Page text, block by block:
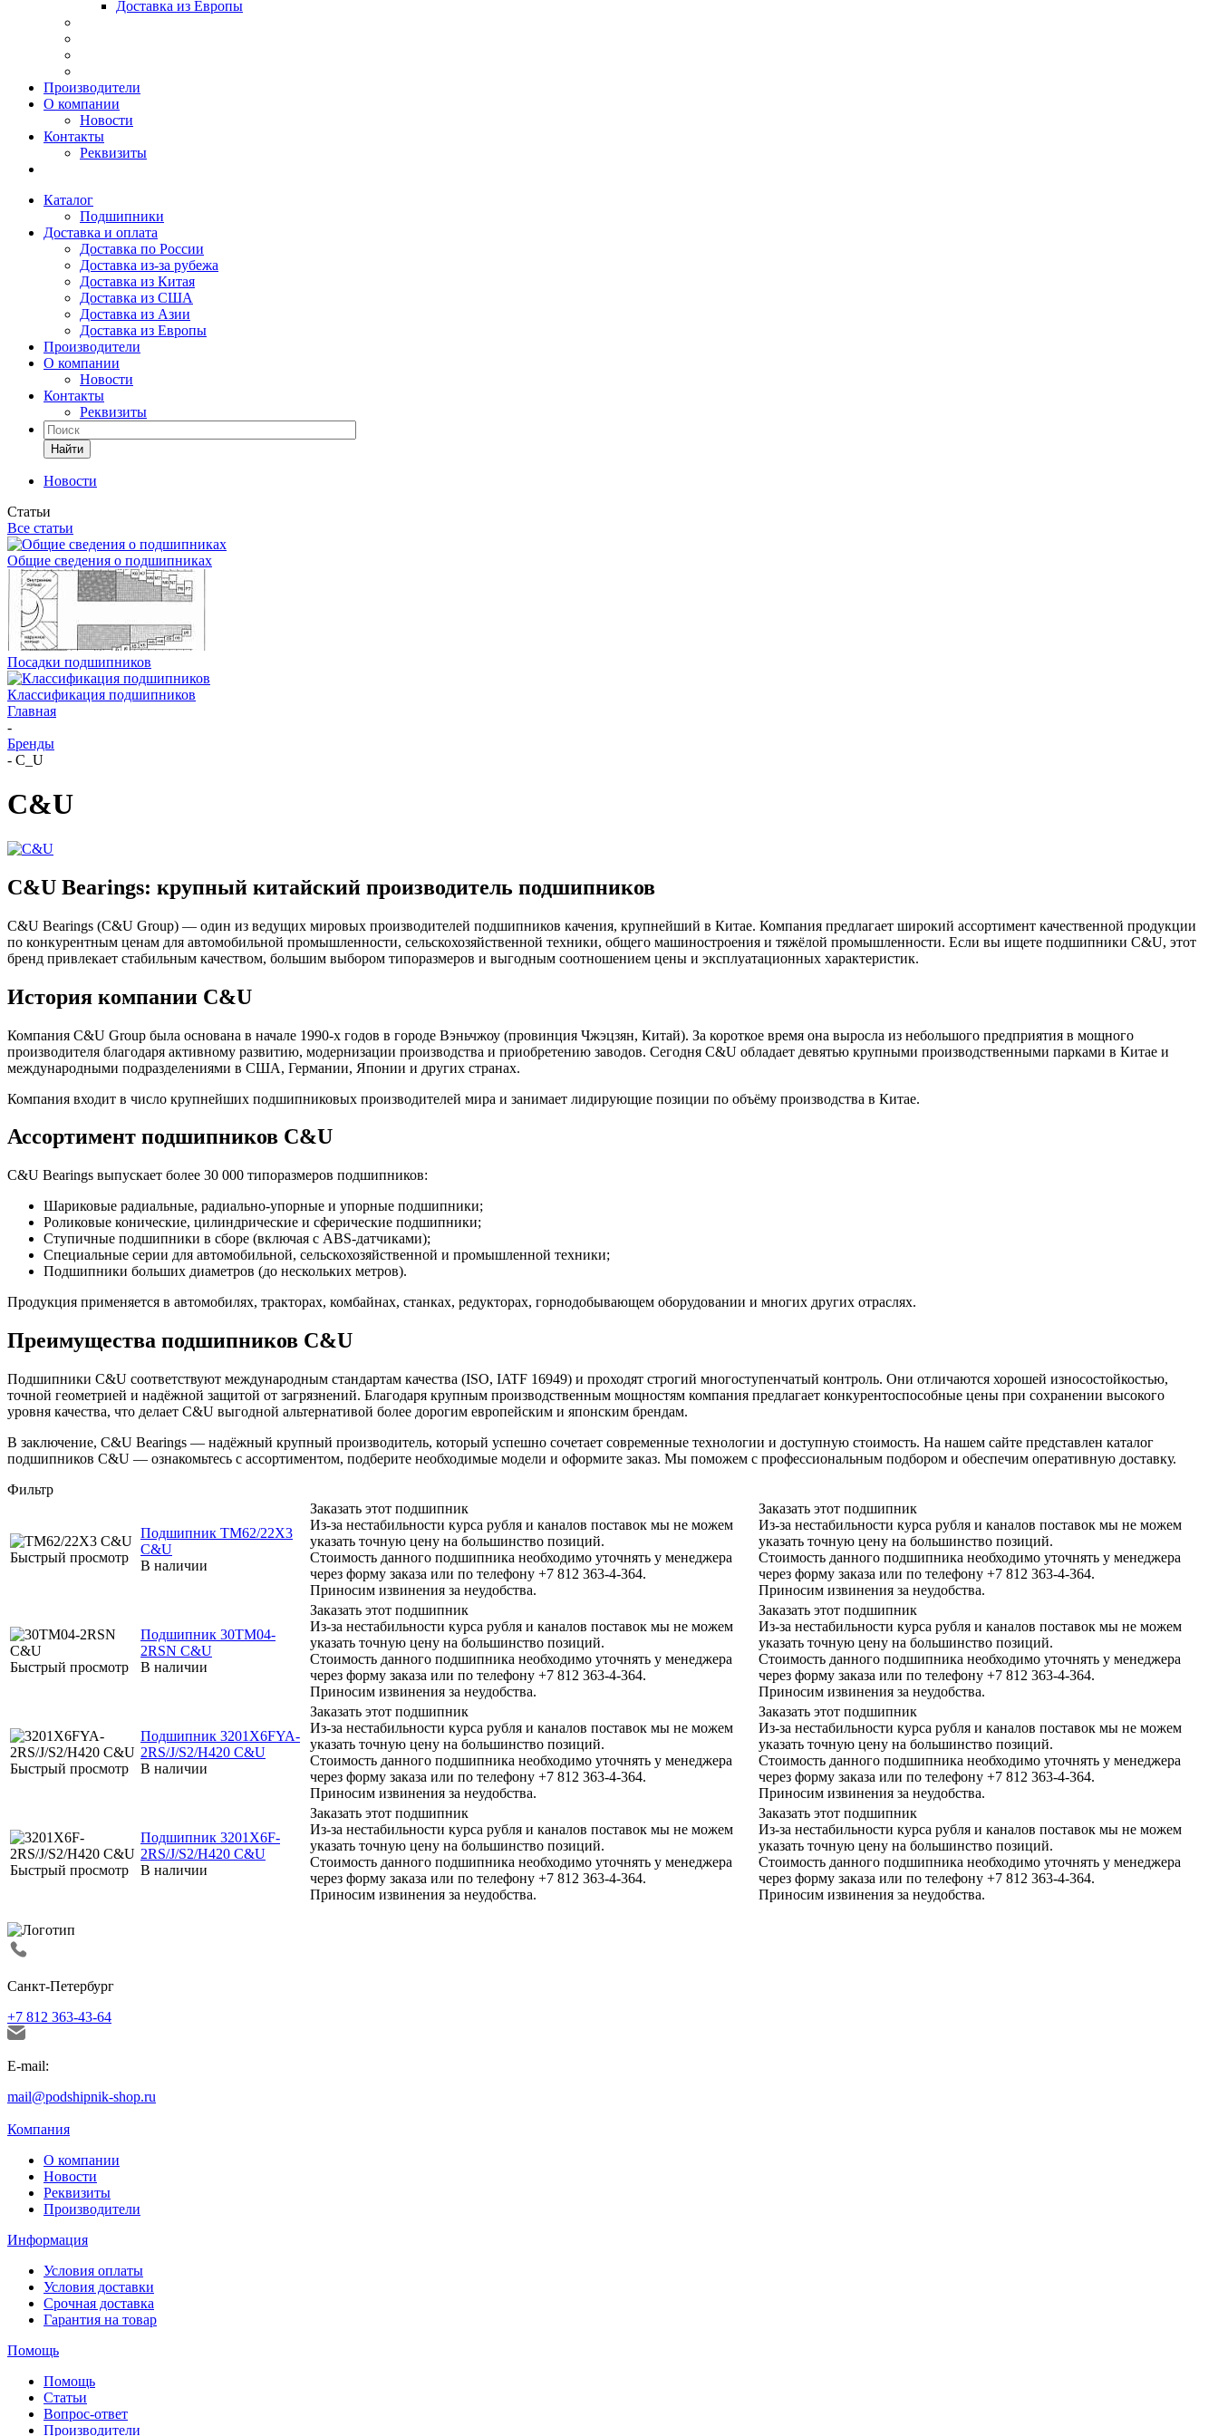
Доставка из Европы
Производители
О компании
Новости
Контакты
Реквизиты
Каталог
Подшипники
Доставка и оплата
Доставка по России
Доставка из-за рубежа
Доставка из Китая
Доставка из США
Доставка из Азии
Доставка из Европы
Производители
О компании
Новости
Контакты
Реквизиты
Найти
Новости
Статьи
Все статьи
Общие сведения о подшипниках
Посадки подшипников
Классификация подшипников
Главная
-
Бренды
- C_U
C&U
C&U Bearings: крупный китайский производитель подшипников
C&U Bearings (C&U Group) — один из ведущих мировых производителей подшипников качения, крупнейший в Китае. Компания предлагает широкий ассортимент качественной продукции
по конкурентным ценам для автомобильной промышленности, сельскохозяйственной техники, общего машиностроения и тяжёлой промышленности. Если вы ищете подшипники C&U, этот
бренд привлекает стабильным качеством, большим выбором типоразмеров и выгодным соотношением цены и эксплуатационных характеристик.
История компании C&U
Компания C&U Group была основана в начале 1990-х годов в городе Вэньчжоу (провинция Чжэцзян, Китай). За короткое время она выросла из небольшого предприятия в мощного
производителя благодаря активному развитию, модернизации производства и приобретению заводов. Сегодня C&U обладает девятью крупными производственными парками в Китае и
международными подразделениями в США, Германии, Японии и других странах.
Компания входит в число крупнейших подшипниковых производителей мира и занимает лидирующие позиции по объёму производства в Китае.
Ассортимент подшипников C&U
C&U Bearings выпускает более 30 000 типоразмеров подшипников:
Шариковые радиальные, радиально-упорные и упорные подшипники;
Роликовые конические, цилиндрические и сферические подшипники;
Ступичные подшипники в сборе (включая с ABS-датчиками);
Специальные серии для автомобильной, сельскохозяйственной и промышленной техники;
Подшипники больших диаметров (до нескольких метров).
Продукция применяется в автомобилях, тракторах, комбайнах, станках, редукторах, горнодобывающем оборудовании и многих других отраслях.
Преимущества подшипников C&U
Подшипники C&U соответствуют международным стандартам качества (ISO, IATF 16949) и проходят строгий многоступенчатый контроль. Они отличаются хорошей износостойкостью,
точной геометрией и надёжной защитой от загрязнений. Благодаря крупным производственным мощностям компания предлагает конкурентоспособные цены при сохранении высокого
уровня качества, что делает C&U выгодной альтернативой более дорогим европейским и японским брендам.
В заключение, C&U Bearings — надёжный крупный производитель, который успешно сочетает современные технологии и доступную стоимость. На нашем сайте представлен каталог
подшипников C&U — ознакомьтесь с ассортиментом, подберите необходимые модели и оформите заказ. Мы поможем с профессиональным подбором и обеспечим оперативную доставку.
Фильтр
Быстрый просмотр
Подшипник TM62/22X3
C&U
В наличии
Заказать этот подшипник
Из-за нестабильности курса рубля и каналов поставок мы не можем
указать точную цену на большинство позиций.
Стоимость данного подшипника необходимо уточнять у менеджера
через форму заказа или по телефону +7 812 363-4-364.
Приносим извинения за неудобства.
Заказать этот подшипник
Из-за нестабильности курса рубля и каналов поставок мы не можем
указать точную цену на большинство позиций.
Стоимость данного подшипника необходимо уточнять у менеджера
через форму заказа или по телефону +7 812 363-4-364.
Приносим извинения за неудобства.
Быстрый просмотр
Подшипник 30TM04-
2RSN C&U
В наличии
Заказать этот подшипник
Из-за нестабильности курса рубля и каналов поставок мы не можем
указать точную цену на большинство позиций.
Стоимость данного подшипника необходимо уточнять у менеджера
через форму заказа или по телефону +7 812 363-4-364.
Приносим извинения за неудобства.
Заказать этот подшипник
Из-за нестабильности курса рубля и каналов поставок мы не можем
указать точную цену на большинство позиций.
Стоимость данного подшипника необходимо уточнять у менеджера
через форму заказа или по телефону +7 812 363-4-364.
Приносим извинения за неудобства.
Быстрый просмотр
Подшипник 3201X6FYA-
2RS/J/S2/H420 С&U
В наличии
Заказать этот подшипник
Из-за нестабильности курса рубля и каналов поставок мы не можем
указать точную цену на большинство позиций.
Стоимость данного подшипника необходимо уточнять у менеджера
через форму заказа или по телефону +7 812 363-4-364.
Приносим извинения за неудобства.
Заказать этот подшипник
Из-за нестабильности курса рубля и каналов поставок мы не можем
указать точную цену на большинство позиций.
Стоимость данного подшипника необходимо уточнять у менеджера
через форму заказа или по телефону +7 812 363-4-364.
Приносим извинения за неудобства.
Быстрый просмотр
Подшипник 3201X6F-
2RS/J/S2/H420 С&U
В наличии
Заказать этот подшипник
Из-за нестабильности курса рубля и каналов поставок мы не можем
указать точную цену на большинство позиций.
Стоимость данного подшипника необходимо уточнять у менеджера
через форму заказа или по телефону +7 812 363-4-364.
Приносим извинения за неудобства.
Заказать этот подшипник
Из-за нестабильности курса рубля и каналов поставок мы не можем
указать точную цену на большинство позиций.
Стоимость данного подшипника необходимо уточнять у менеджера
через форму заказа или по телефону +7 812 363-4-364.
Приносим извинения за неудобства.
Санкт-Петербург
+7 812 363-43-64
E-mail:
mail@podshipnik-shop.ru
Компания
О компании
Новости
Реквизиты
Производители
Информация
Условия оплаты
Условия доставки
Срочная доставка
Гарантия на товар
Помощь
Помощь
Статьи
Вопрос-ответ
Производители